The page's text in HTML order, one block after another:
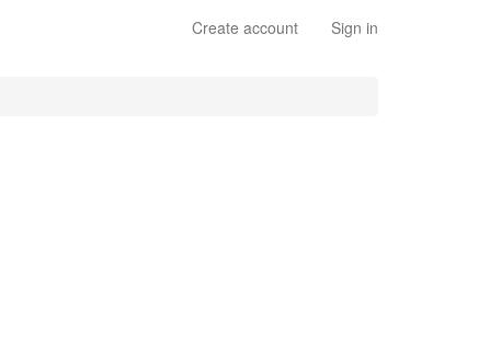
Create account Sign in